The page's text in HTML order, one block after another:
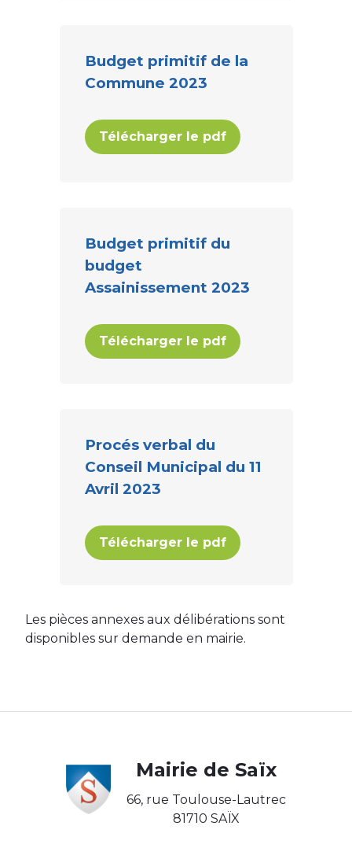
Budget primitif de la
Commune 2023
Télécharger le pdf
Budget primitif du
budget
Assainissement 2023
Télécharger le pdf
Procés verbal du
Conseil Municipal du 11
Avril 2023
Télécharger le pdf
Les pièces annexes aux délibérations sont
disponibles sur demande en mairie.
Mairie de Saïx
66, rue Toulouse-Lautrec
81710 SAÏX